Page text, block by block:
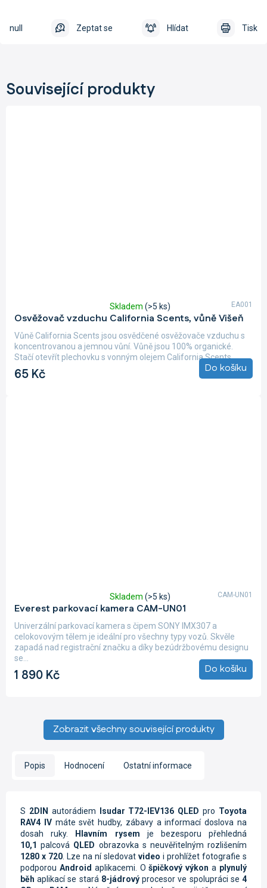
Tisk
Zeptat se Hlídat
null
Související produkty
Osvěžovač vzduchu California Scents, vůně Višeň
hodnocení
produktu
je
5,0
5
Skladem (>5 ks)
65 Kč Do košíku
Vůně California Scents jsou osvědčené osvěžovače vzduchu s
koncentrovanou a jemnou vůní. Vůně jsou 100% organické.
Stačí otevřít plechovku s vonným olejem California Scents,...
EA001
Everest parkovací kamera CAM-UN01
hodnocení
produktu
je
5,0
z
hvězdiček.
Skladem (>5 ks)
1 890 Kč Do košíku
Univerzální parkovací kamera s čipem SONY IMX307 a
celokovovým tělem je ideální pro všechny typy vozů. Skvěle
zapadá nad registrační značku a díky bezúdržbovému designu
se...
CAM-UN01
Zobrazit všechny související produkty
Popis Hodnocení Ostatní informace
S 2DIN autorádiem Isudar T72-IEV136 QLEDpro Toyota
RAV4 IVmáte svět hudby, zábavy a informací doslova na
dosah ruky.
Hlavním rysem je bezesporu přehledná
10,1 palcová QLED obrazovka s neuvěřitelným rozlišením
1280 x 720 . Lze na ní sledovat video i prohlížet fotografie s
podporou Android aplikacemi. Ošpičkový výkon a plynulý
běhaplikací se stará 8-jádrovýprocesor ve spolupráci se4